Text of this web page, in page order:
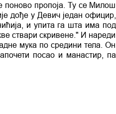
поново пропоја. Ту се Милош
дође у Девич један официр,
и упита га шта има под
ствари скривене." И нареди
мука по средини тела. Он
посао и манастир, па